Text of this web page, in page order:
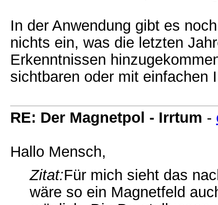
In der Anwendung gibt es
nichts ein, was die letzten
Erkenntnissen
sichtbaren oder mit einfachen
RE: Der Magnetpol - Irrtum -
Hallo Mensch,
Zitat:Für mich sieht das
wäre so ein Magnetfeld